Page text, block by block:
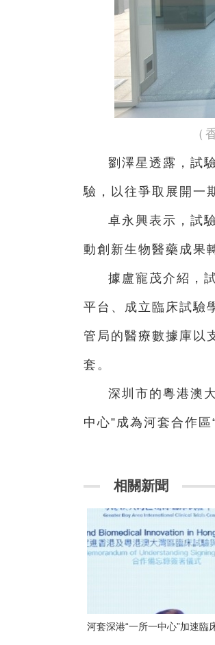
（
劉澤星透露，試
驗，以往爭取展開一
卓永興表示，試
動創新生物醫藥成果
據盧寵茂介紹，
平台、成立臨床試驗
管局的醫療數據庫以
套。
深圳市的粵港澳
中心”成為河套合作
相關新聞
河套深港“一所一中心”加速臨